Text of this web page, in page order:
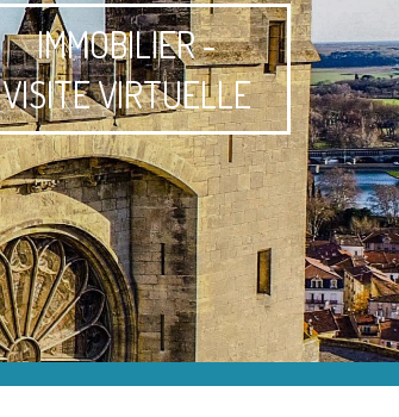
IMMOBILIER -
VISITE VIRTUELLE